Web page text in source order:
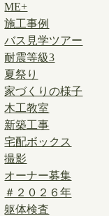
ME+
施工事例
バス見学ツアー
耐震等級3
夏祭り
家づくりの様子
木工教室
新築工事
宅配ボックス
撮影
オーナー募集
＃２０２６年
躯体検査